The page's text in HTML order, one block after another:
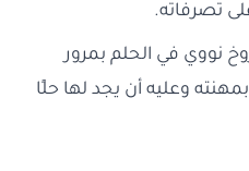
تصرفاته.
نووي في الحلم بمرور
وعليه أن يجد لها حلًا